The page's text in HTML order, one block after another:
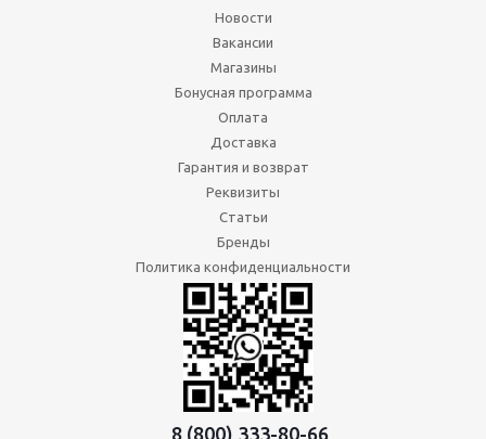
Новости
Вакансии
Магазины
Бонусная программа
Оплата
Доставка
Гарантия и возврат
Реквизиты
Статьи
Бренды
Политика конфиденциальности
8 (800) 333-80-66